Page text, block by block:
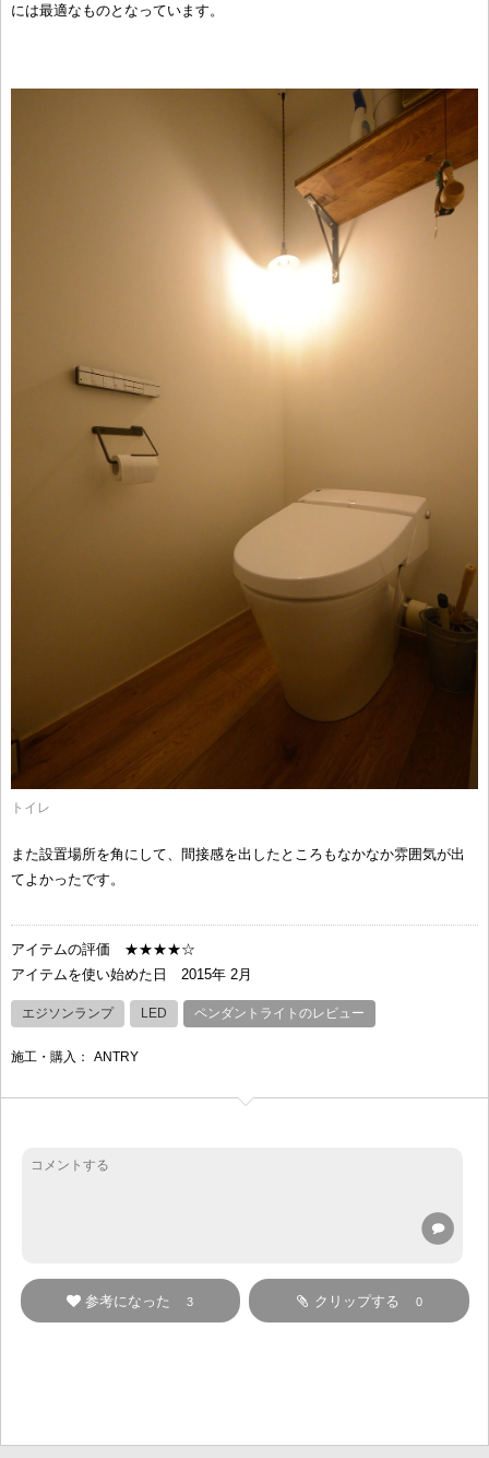
には最適なものとなっています。
トイレ
また設置場所を角にして、間接感を出したところもなかなか雰囲気が出
てよかったです。
アイテムの評価 ★★★★☆
アイテムを使い始めた日 2015年 2月
エジソンランプ LED ペンダントライトのレビュー
施工・購入： ANTRY
クリップする 0
参考になった 3